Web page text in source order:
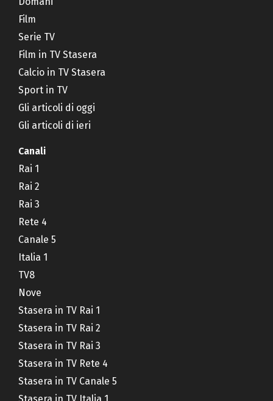
Film
Serie TV
Film in TV Stasera
Calcio in TV Stasera
Sport in TV
Gli articoli di oggi
Gli articoli di ieri
Canali
Rai 1
Rai 2
Rai 3
Rete 4
Canale 5
Italia 1
TV8
Nove
Stasera in TV Rai 1
Stasera in TV Rai 2
Stasera in TV Rai 3
Stasera in TV Rete 4
Stasera in TV Canale 5